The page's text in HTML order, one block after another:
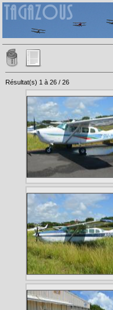
Résultat(s) 1 à 26 / 26